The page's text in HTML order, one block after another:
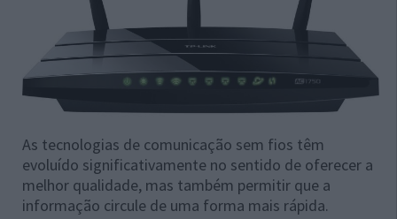
As tecnologias de comunicação sem fios têm
evoluído significativamente no sentido de oferecer a
melhor qualidade, mas também permitir que a
informação circule de uma forma mais rápida.